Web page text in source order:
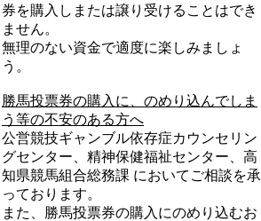
券を購入しまたは譲り受けることはでき
ません。
無理のない資金で適度に楽しみましょ
う。
勝馬投票券の購入に、のめり込んでしま
う等の不安のある方へ
公営競技ギャンブル依存症カウンセリン
グセンター、精神保健福祉センター、高
知県競馬組合総務課 においてご相談を承
っております。
また、勝馬投票券の購入にのめり込むお